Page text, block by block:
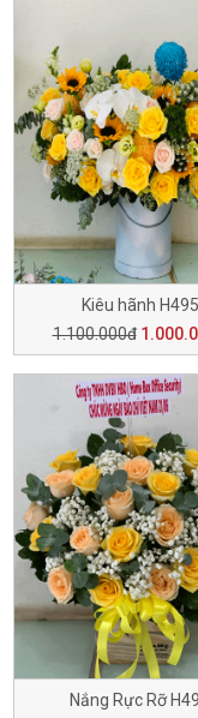
Kiêu hãnh H495
1.100.000đ
Nắng Rực Rỡ